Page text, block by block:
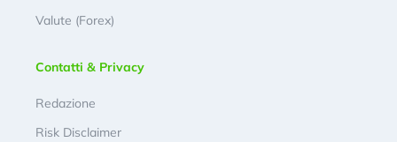
Valute (Forex)
Contatti & Privacy
Redazione
Risk Disclaimer